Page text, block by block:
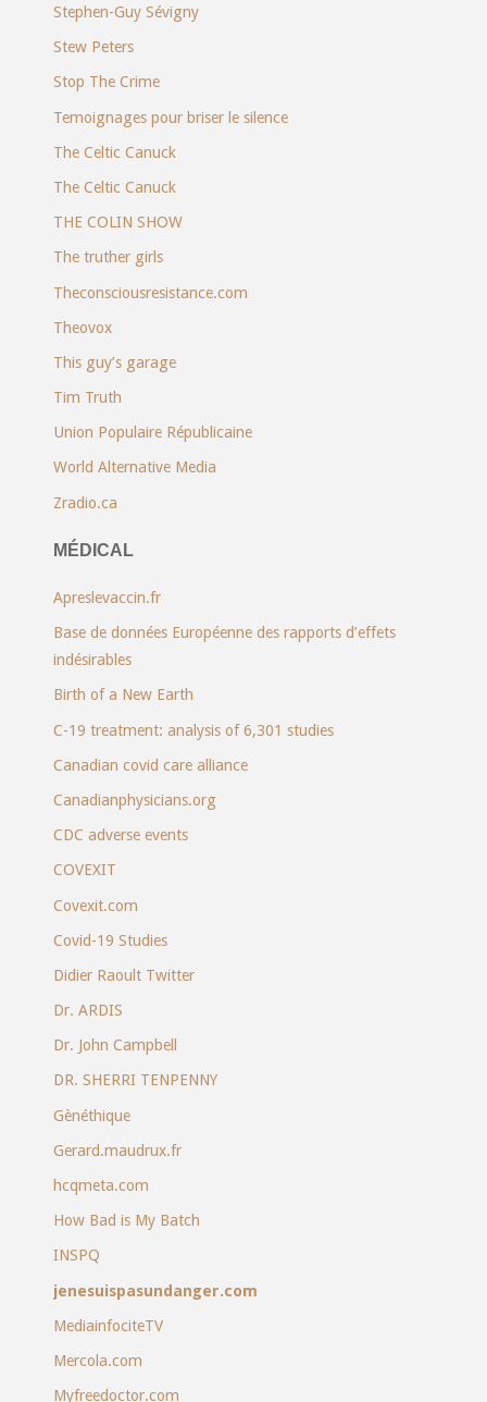
Stephen-Guy Sévigny
Stew Peters
Stop The Crime
Temoignages pour briser le silence
The Celtic Canuck
The Celtic Canuck
THE COLIN SHOW
The truther girls
Theconsciousresistance.com
Theovox
This guy’s garage
Tim Truth
Union Populaire Républicaine
World Alternative Media
Zradio.ca
MÉDICAL
Apreslevaccin.fr
Base de données Européenne des rapports d’effets
indésirables
Birth of a New Earth
C-19 treatment: analysis of 6,301 studies
Canadian covid care alliance
Canadianphysicians.org
CDC adverse events
COVEXIT
Covexit.com
Covid-19 Studies
Didier Raoult Twitter
Dr. ARDIS
Dr. John Campbell
DR. SHERRI TENPENNY
Gènéthique
Gerard.maudrux.fr
hcqmeta.com
How Bad is My Batch
INSPQ
jenesuispasundanger.com
MediainfociteTV
Mercola.com
Myfreedoctor.com